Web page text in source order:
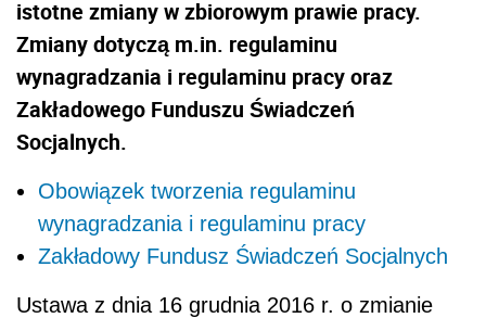
istotne zmiany w zbiorowym prawie pracy.
Zmiany dotyczą m.in. regulaminu
wynagradzania i regulaminu pracy oraz
Zakładowego Funduszu Świadczeń
Socjalnych.
Obowiązek tworzenia regulaminu
wynagradzania i regulaminu pracy
Zakładowy Fundusz Świadczeń Socjalnych
Ustawa z dnia 16 grudnia 2016 r. o zmianie